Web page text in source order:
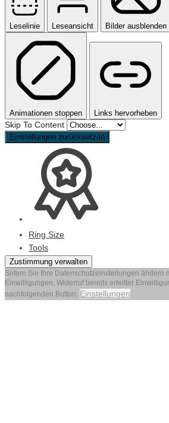
Leselinie Leseansicht Bilder ausblenden
Animationen stoppen Links hervorheben
Skip To Content
Einstellungen zurücksetzen
Ring Size
Tools
Zustimmung verwalten
Sofern Sie Ihre Datenschutzeinstellungen ändern
Einwilligungen, Widerruf bereits erteilter
nachfolgenden Button. Einstellungen